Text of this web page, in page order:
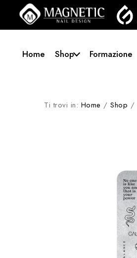
Home Shop Formazione
Ti trovi in: Home /Shop /